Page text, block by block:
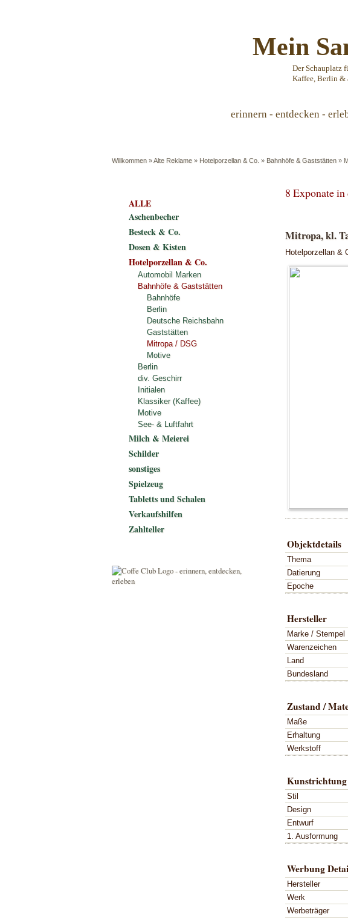
Mein
Der Schauplatz
Kaffee, Berlin &
erinnern - entdecken -
Willkommen »Alte Reklame » Hotelporzellan & Co. » Bahnhöfe & Gaststätten »
8 Exponate
Mitropa, kl.
Hotelporzellan &
Objektdetails
Thema
Datierung
Epoche
Hersteller
Marke / Stempel
Warenzeichen
Land
Bundesland
Zustand /
Maße
Erhaltung
Werkstoff
Stil
Design
Entwurf
1. Ausformung
Werbung
Hersteller
Werk
Werbeträger
ALLE
Aschenbecher
Besteck & Co.
Dosen & Kisten
Hotelporzellan & Co.
Automobil Marken
Bahnhöfe & Gaststätten
Bahnhöfe
Berlin
Deutsche Reichsbahn
Gaststätten
Mitropa / DSG
Motive
Berlin
div. Geschirr
Initialen
Klassiker (Kaffee)
Motive
See- & Luftfahrt
Milch & Meierei
Schilder
sonstiges
Spielzeug
Tabletts und Schalen
Verkaufshilfen
Zahlteller